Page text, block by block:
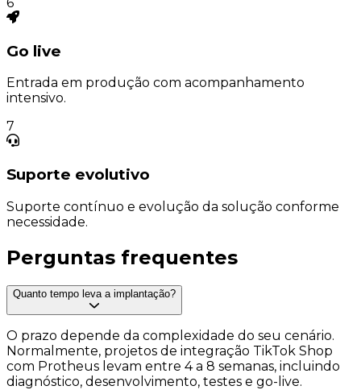
Go live
Entrada em produção com acompanhamento
intensivo.
7
Suporte evolutivo
Suporte contínuo e evolução da solução conforme
necessidade.
Perguntas frequentes
Quanto tempo leva a implantação?
O prazo depende da complexidade do seu cenário.
Normalmente, projetos de integração TikTok Shop
com Protheus levam entre 4 a 8 semanas, incluindo
diagnóstico, desenvolvimento, testes e go-live.